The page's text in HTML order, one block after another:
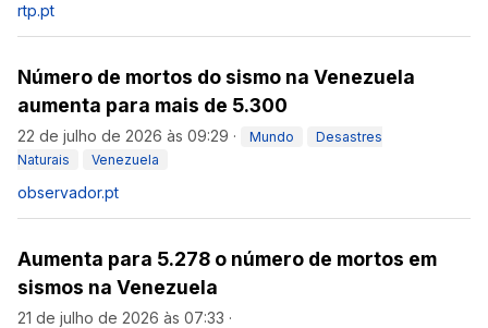
rtp.pt
Número de mortos do sismo na Venezuela
aumenta para mais de 5.300
22 de julho de 2026 às 09:29 · Mundo
Desastres
Naturais
Venezuela
observador.pt
Aumenta para 5.278 o número de mortos em
sismos na Venezuela
21 de julho de 2026 às 07:33 ·